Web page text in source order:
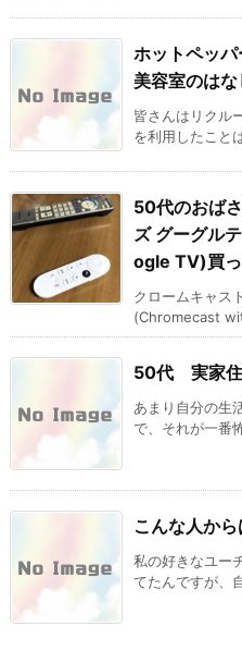
ホットペッ
美容室のはな
皆さんはリクル
を利用したこと
50代のおば
ズ グーグル
ogle TV)買
クロームキャス
(Chromecast
50代 実家住
あまり自分の生
で、それが一番
こんな人か
私の好きなユー
てたんですが、